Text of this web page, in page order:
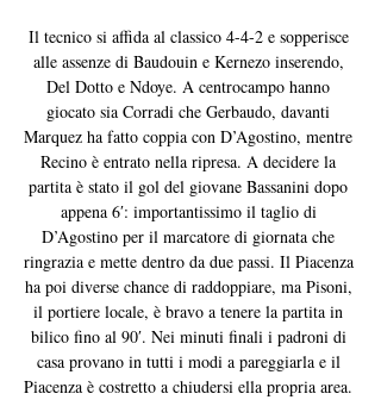
Il tecnico si affida al classico 4-4-2 e sopperisce
alle assenze di Baudouin e Kernezo inserendo,
Del Dotto e Ndoye. A centrocampo hanno
giocato sia Corradi che Gerbaudo, davanti
Marquez ha fatto coppia con D’Agostino, mentre
Recino è entrato nella ripresa. A decidere la
partita è stato il gol del giovane Bassanini dopo
appena 6′: importantissimo il taglio di
D’Agostino per il marcatore di giornata che
ringrazia e mette dentro da due passi. Il Piacenza
ha poi diverse chance di raddoppiare, ma Pisoni,
il portiere locale, è bravo a tenere la partita in
bilico fino al 90′. Nei minuti finali i padroni di
casa provano in tutti i modi a pareggiarla e il
Piacenza è costretto a chiudersi ella propria area.